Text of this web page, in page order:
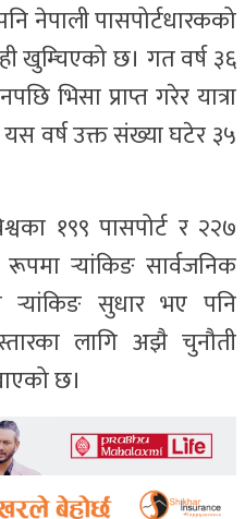
नेपाली पासपोर्टधारकको
खुम्चिएको छ। गत वर्ष ३६
भिसा प्राप्त गरेर यात्रा
वर्ष उक्त संख्या घटेर ३५
१९९ पासपोर्ट र २२७
र्‍यांकिङ सार्वजनिक
सुधार भए पनि
लागि अझै चुनौती
छ।